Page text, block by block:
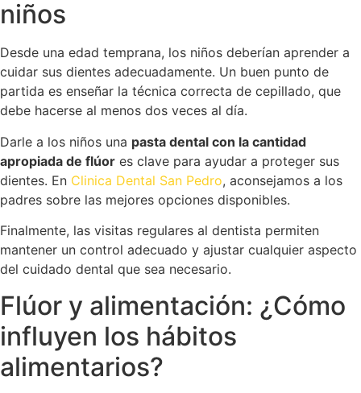
niños
Desde una edad temprana, los niños deberían aprender a
cuidar sus dientes adecuadamente. Un buen punto de
partida es enseñar la técnica correcta de cepillado, que
debe hacerse al menos dos veces al día.
Darle a los niños una pasta dental con la cantidad
apropiada de flúor es clave para ayudar a proteger sus
dientes. En Clinica Dental San Pedro, aconsejamos a los
padres sobre las mejores opciones disponibles.
Finalmente, las visitas regulares al dentista permiten
mantener un control adecuado y ajustar cualquier aspecto
del cuidado dental que sea necesario.
Flúor y alimentación: ¿Cómo
influyen los hábitos
alimentarios?